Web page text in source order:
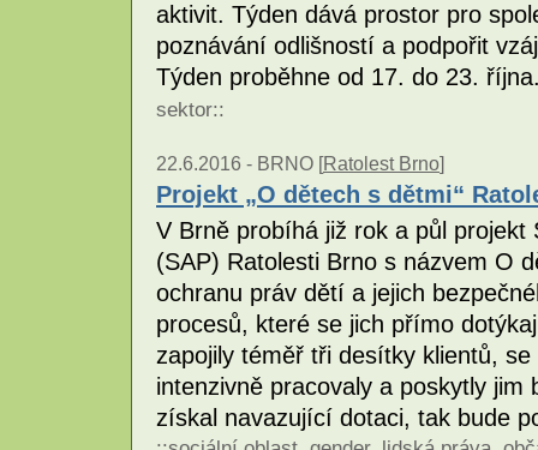
aktivit. Týden dává prostor pro
poznávání odlišností a podpořit
Týden proběhne od 17. do 23.
sektor::
22.6.2016 - BRNO [Ratolest Brno]
Projekt „O dětech s dětmi“
V Brně probíhá již rok a půl projekt
(SAP) Ratolesti Brno s názvem O
ochranu práv dětí a jejich
procesů, které se jich přímo
zapojily téměř tři desítky klientů,
intenzivně pracovaly a poskytly
získal navazující dotaci, tak bude